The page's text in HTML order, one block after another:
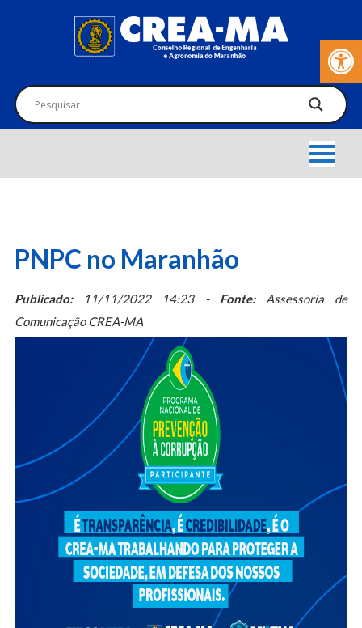
Barra de
PNPC no Maranhão
Publicado:11/11/2022 14:23 - Fonte:Assessoria de
Comunicação CREA-MA